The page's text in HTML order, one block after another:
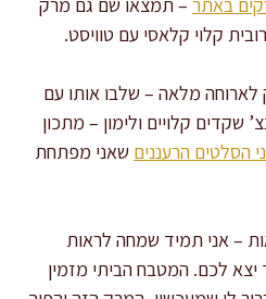
קלוי קלאסי עם טוויסט.
מלאה – שלבו אותו עם
שקדים קלויים ולימון – מתכון
הסלטים הרעננים שאני מפתחת
– אני תמיד שמחה לראות
יצא לכם. המטבח הביתי מזמין